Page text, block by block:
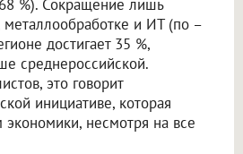
%). Сокращение лишь
металлообработке и ИТ (по –
достигает 35 %,
среднероссийской.
это говорит
инициативе, которая
экономики, несмотря на все